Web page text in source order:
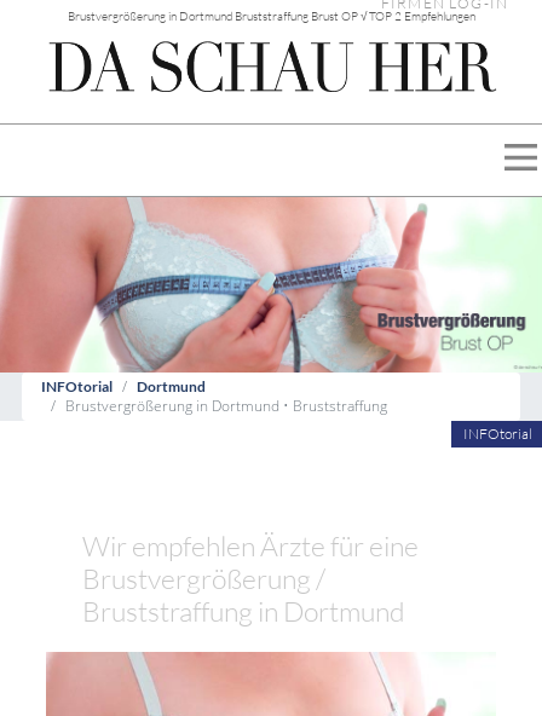
Brustvergrößerung in Dortmund Bruststraffung Brust OP √ TOP 2 Empfehlungen
INFOtorial Dortmund
Brustvergrößerung in Dortmund • Bruststraffung
INFOtorial
Wir empfehlen Ärzte für eine
Brustvergrößerung /
Bruststraffung in Dortmund